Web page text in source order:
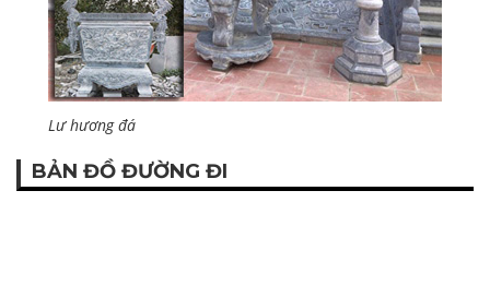
Lư hương đá
BẢN ĐỒ ĐƯỜNG ĐI